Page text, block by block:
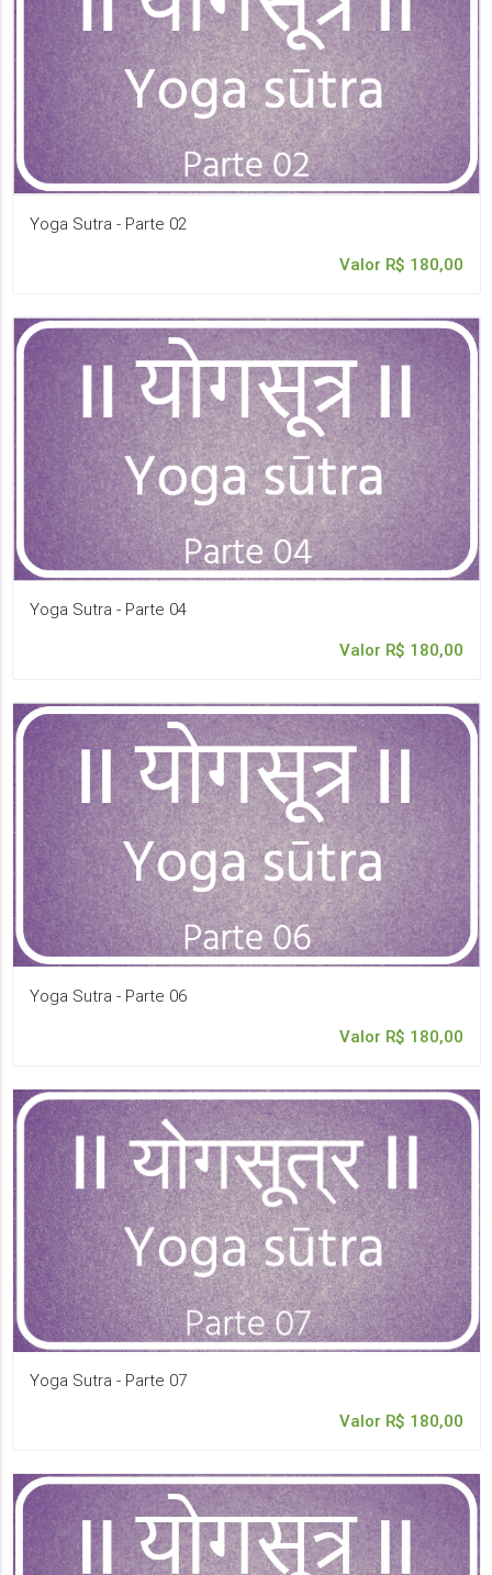
Yoga Sutra - Parte 02
Valor R$ 180,00
Yoga Sutra - Parte 04
Valor R$ 180,00
Yoga Sutra - Parte 06
Valor R$ 180,00
Yoga Sutra - Parte 07
Valor R$ 180,00